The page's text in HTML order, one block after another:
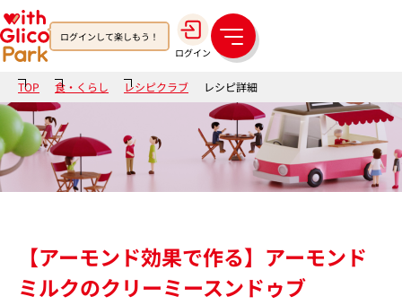
ログインして楽しもう！
ログイン
メ
ニ
ュ
ー
TOP 食・くらし レシピクラブ レシピ詳細
【アーモンド効果で作る】アーモンド
ミルクのクリーミースンドゥブ